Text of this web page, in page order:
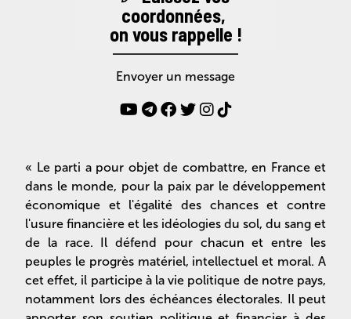
coordonnées,
on vous rappelle !
Envoyer un message
« Le parti a pour objet de combattre, en France et
dans le monde, pour la paix par le développement
économique et l'égalité des chances et contre
l'usure financière et les idéologies du sol, du sang et
de la race. Il défend pour chacun et entre les
peuples le progrès matériel, intellectuel et moral. A
cet effet, il participe à la vie politique de notre pays,
notamment lors des échéances électorales. Il peut